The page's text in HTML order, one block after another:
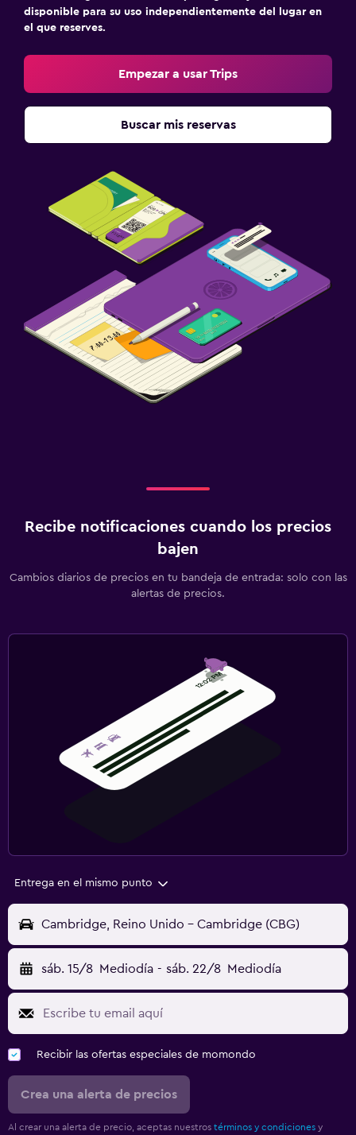
disponible para su uso independientemente del lugar en
el que reserves.
Empezar a usar Trips
Buscar mis reservas
Recibe notificaciones cuando los precios
bajen
Cambios diarios de precios en tu bandeja de entrada: solo con las
alertas de precios.
Entrega en el mismo punto
Cambridge, Reino Unido - Cambridge (CBG)
sáb. 15/8 Mediodía - sáb. 22/8 Mediodía
Recibir las ofertas especiales de momondo
Crea una alerta de precios
Al crear una alerta de precio, aceptas nuestros términos y condiciones y